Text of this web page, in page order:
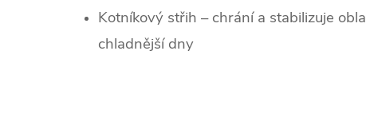
Kotníkový střih – chrání a stabilizuje
chladnější dny